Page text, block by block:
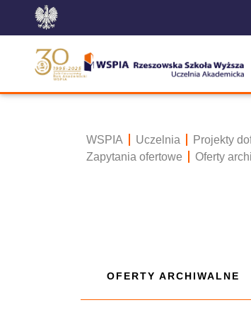
WSPIA Uczelnia Projekty
Zapytania ofertowe
Oferty
OFERTY ARCHIWALNE